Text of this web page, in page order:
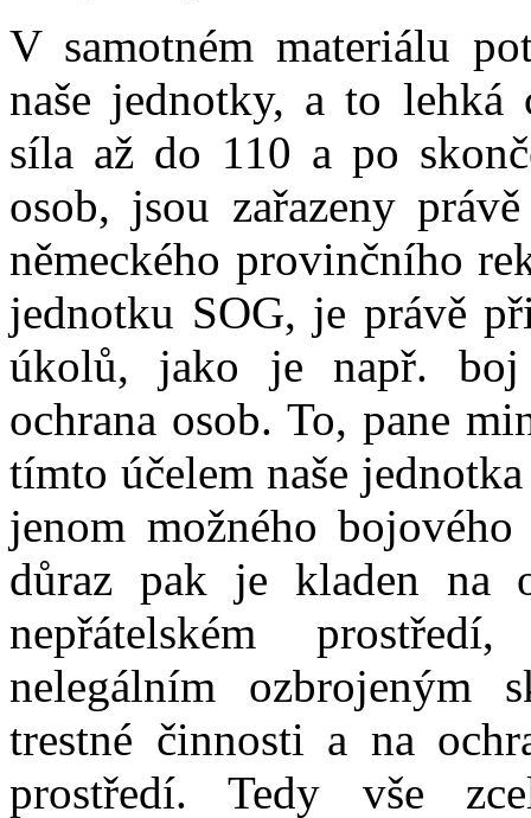
V samotném materiálu
naše jednotky, a to lehká
síla až do 110 a po
osob, jsou zařazeny
německého provinčního
jednotku SOG, je právě
úkolů, jako je např. boj
ochrana osob. To, pane
tímto účelem naše
jenom možného
důraz pak je kladen na
nepřátelském
nelegálním ozbrojeným
trestné činnosti a na
prostředí. Tedy vše